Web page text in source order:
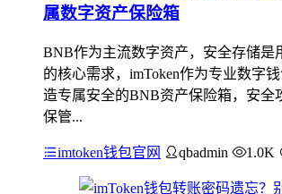
属数字资产保险箱
BNB作为主流数字资产，安全存储是
的核心需求，imToken作为专业数字
造专属安全的BNB资产保险箱，安全
保管...
imtoken钱包官网 qbadmin 1.0K